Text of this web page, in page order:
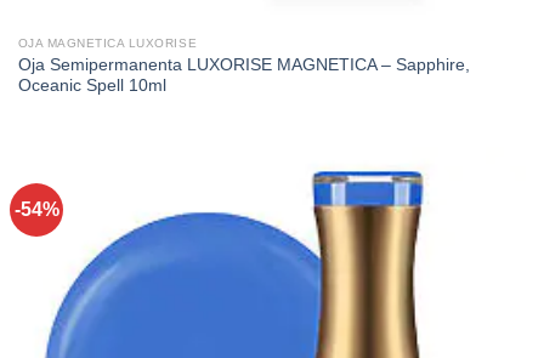
OJA MAGNETICA LUXORISE
Oja Semipermanenta LUXORISE MAGNETICA – Sapphire,
Oceanic Spell 10ml
-54%